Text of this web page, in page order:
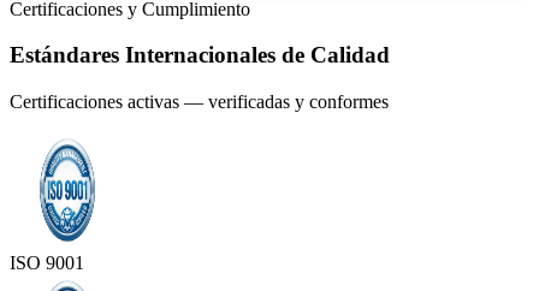
Certificaciones y Cumplimiento
Estándares Internacionales de Calidad
Certificaciones activas — verificadas y conformes
ISO 9001